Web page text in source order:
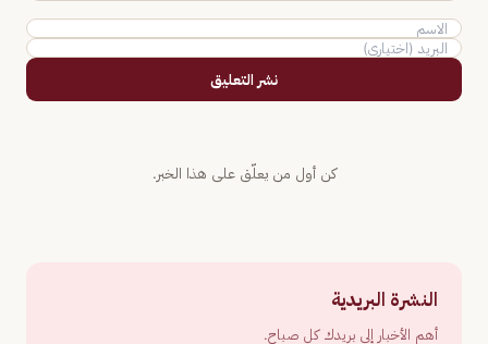
نشر التعليق
كن أول من يعلّق على هذا الخبر.
النشرة البريدية
أهم الأخبار إلى بريدك كل صباح.